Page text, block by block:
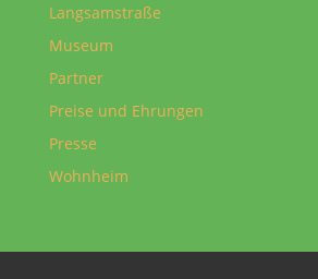
Langsamstraße
Museum
Partner
Preise und Ehrungen
Presse
Wohnheim